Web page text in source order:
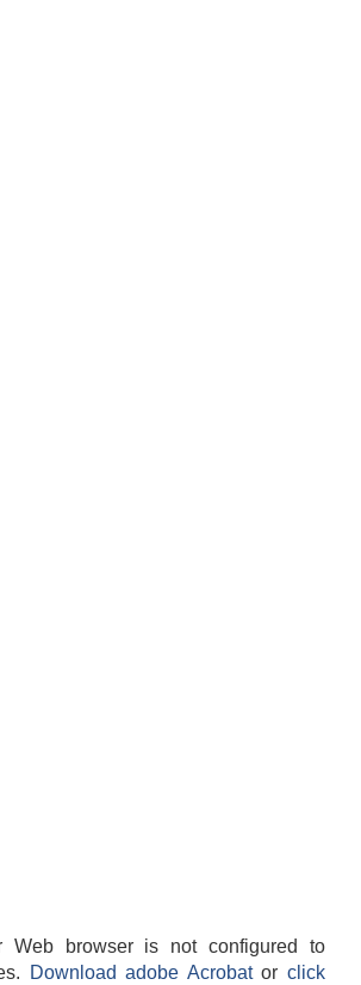
Web browser is not configured to
Download adobe Acrobatorclick